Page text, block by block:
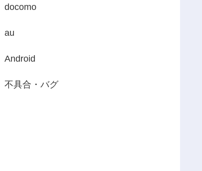
docomo
au
Android
不具合・バグ